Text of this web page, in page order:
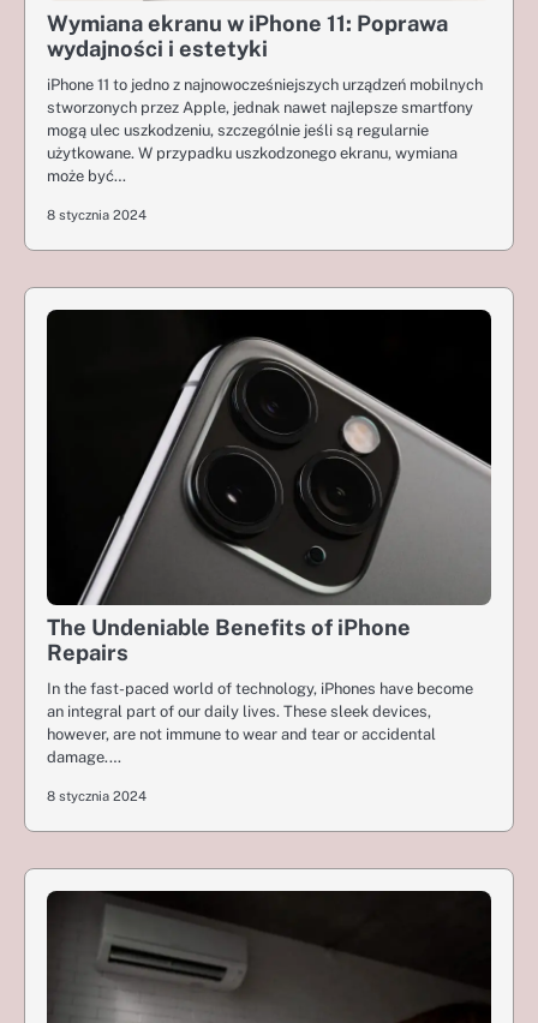
Wymiana ekranu w iPhone 11: Poprawa
wydajności i estetyki
iPhone 11 to jedno z najnowocześniejszych urządzeń mobilnych
stworzonych przez Apple, jednak nawet najlepsze smartfony
mogą ulec uszkodzeniu, szczególnie jeśli są regularnie
użytkowane. W przypadku uszkodzonego ekranu, wymiana
może być…
8 stycznia 2024
The Undeniable Benefits of iPhone
Repairs
In the fast-paced world of technology, iPhones have become
an integral part of our daily lives. These sleek devices,
however, are not immune to wear and tear or accidental
damage.…
8 stycznia 2024